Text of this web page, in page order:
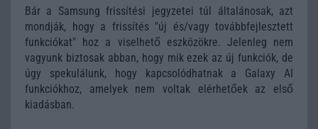
Bár a Samsung frissítési jegyzetei túl általánosak, azt
mondják, hogy a frissítés "új és/vagy továbbfejlesztett
funkciókat" hoz a viselhető eszközökre. Jelenleg nem
vagyunk biztosak abban, hogy mik ezek az új funkciók, de
úgy spekulálunk, hogy kapcsolódhatnak a Galaxy AI
funkciókhoz, amelyek nem voltak elérhetőek az első
kiadásban.